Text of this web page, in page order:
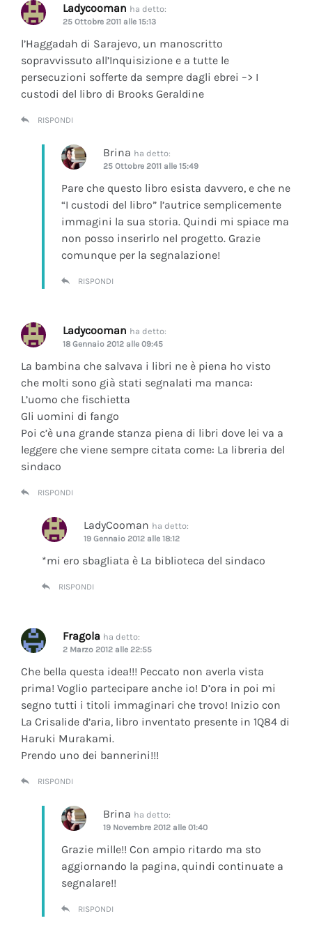
Ladycooman ha detto:
25 Ottobre 2011 alle 15:13
l’Haggadah di Sarajevo, un manoscritto
sopravvissuto all’Inquisizione e a tutte le
persecuzioni sofferte da sempre dagli ebrei –> I
custodi del libro di Brooks Geraldine
RISPONDI
Brina ha detto:
25 Ottobre 2011 alle 15:49
Pare che questo libro esista davvero, e che ne
“I custodi del libro” l’autrice semplicemente
immagini la sua storia. Quindi mi spiace ma
non posso inserirlo nel progetto. Grazie
comunque per la segnalazione!
RISPONDI
Ladycooman ha detto:
18 Gennaio 2012 alle 09:45
La bambina che salvava i libri ne è piena ho visto
che molti sono già stati segnalati ma manca:
L’uomo che fischietta
Gli uomini di fango
Poi c’è una grande stanza piena di libri dove lei va a
leggere che viene sempre citata come: La libreria del
sindaco
RISPONDI
LadyCooman ha detto:
19 Gennaio 2012 alle 18:12
*mi ero sbagliata è La biblioteca del sindaco
RISPONDI
Fragola ha detto:
2 Marzo 2012 alle 22:55
Che bella questa idea!!! Peccato non averla vista
prima! Voglio partecipare anche io! D’ora in poi mi
segno tutti i titoli immaginari che trovo! Inizio con
La Crisalide d’aria, libro inventato presente in 1Q84 di
Haruki Murakami.
Prendo uno dei bannerini!!!
RISPONDI
Brina ha detto:
19 Novembre 2012 alle 01:40
Grazie mille!! Con ampio ritardo ma sto
aggiornando la pagina, quindi continuate a
segnalare!!
RISPONDI